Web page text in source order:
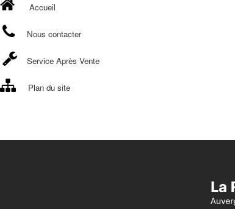
Accueil
Nous contacter
Service Après Vente
Plan du site